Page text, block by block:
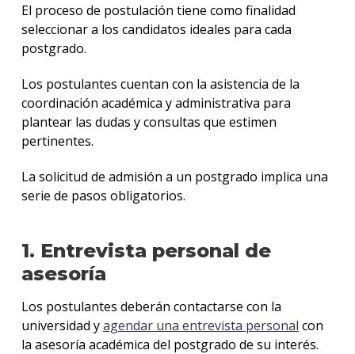
El proceso de postulación tiene como finalidad
seleccionar a los candidatos ideales para cada
postgrado.
Los postulantes cuentan con la asistencia de la
coordinación académica y administrativa para
plantear las dudas y consultas que estimen
pertinentes.
La solicitud de admisión a un postgrado implica una
serie de pasos obligatorios.
1. Entrevista personal de
asesoría
Los postulantes deberán contactarse con la
universidad yagendar una entrevista personal con
la asesoría académica del postgrado de su interés.